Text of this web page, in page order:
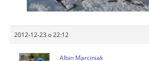
2012-12-23 o 22:12
Albin Marciniak